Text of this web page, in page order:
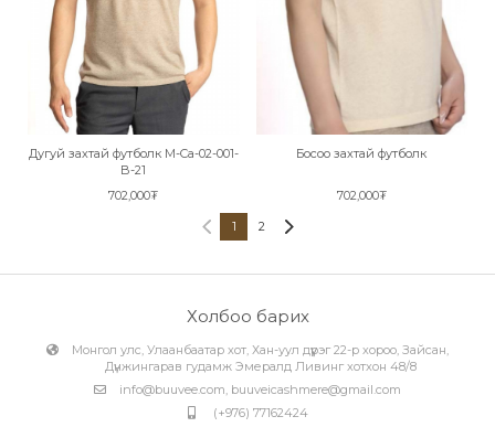
Дугуй захтай футболк M-Ca-02-001-
B-21
702,000₮
Босоо захтай футболк
702,000₮
1
2
Холбоо барих
Монгол улс, Улаанбаатар хот, Хан-уул дүүрэг 22-р хороо, Зайсан,
Дүнжингарав гудамж Эмералд Ливинг хотхон 48/8
info@buuvee.com, buuveicashmere@gmail.com
(+976) 77162424